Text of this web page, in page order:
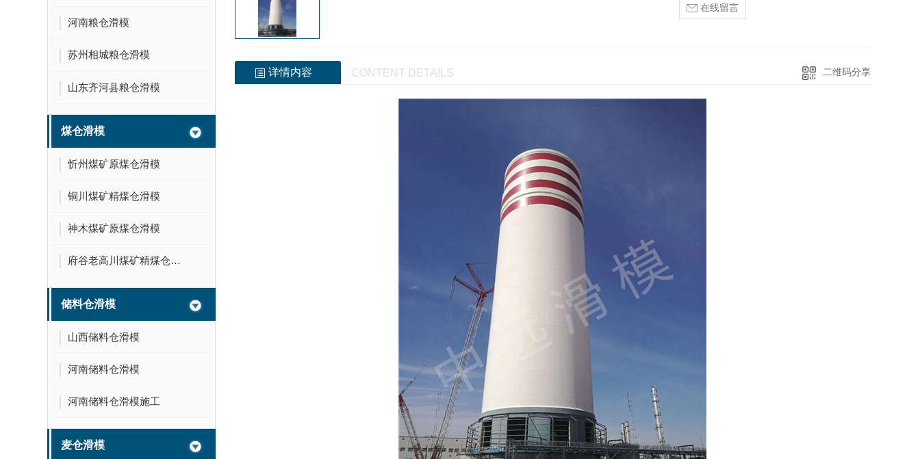
河南粮仓滑模
苏州相城粮仓滑模
山东齐河县粮仓滑模
煤仓滑模
忻州煤矿原煤仓滑模
铜川煤矿精煤仓滑模
神木煤矿原煤仓滑模
府谷老高川煤矿精煤仓滑模
储料仓滑模
山西储料仓滑模
河南储料仓滑模
河南储料仓滑模施工
麦仓滑模
在线留言
详情内容 CONTENT DETAILS 二维码分享